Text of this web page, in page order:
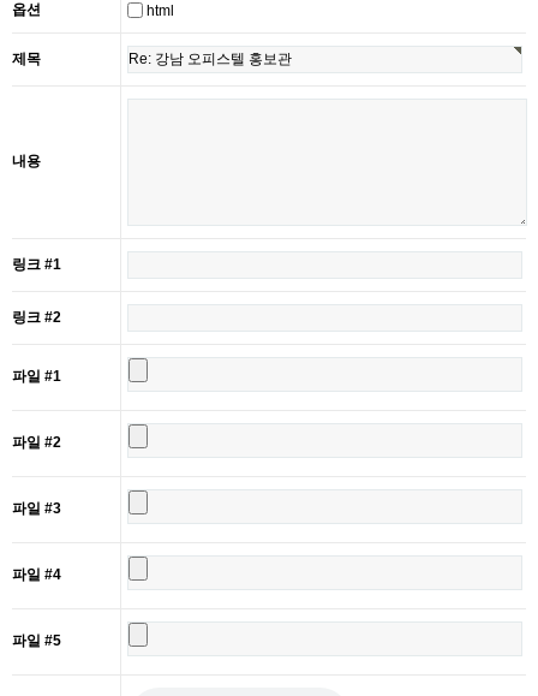
옵션 html
제목
내용
링크 #1
링크 #2
파일 #1
파일 #2
파일 #3
파일 #4
파일 #5